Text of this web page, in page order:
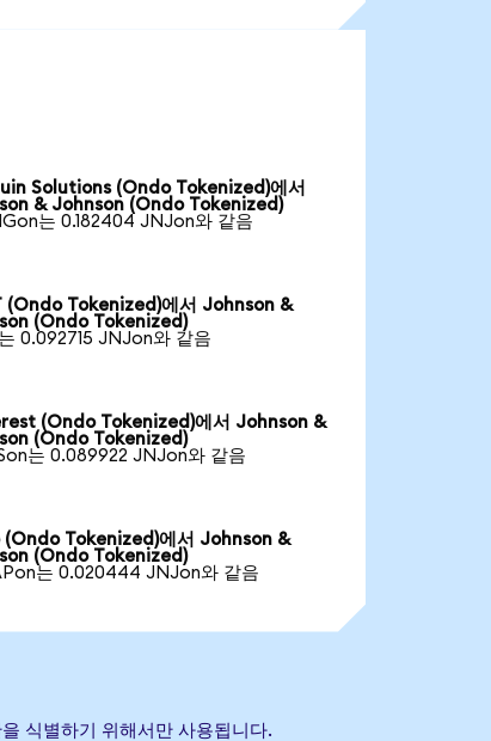
Solutions (Ondo Tokenized)에서
& Johnson (Ondo Tokenized)
는 0.182404 JNJon와 같음
(Ondo Tokenized)에서 Johnson &
(Ondo Tokenized)
0.092715 JNJon와 같음
(Ondo Tokenized)에서 Johnson &
(Ondo Tokenized)
는 0.089922 JNJon와 같음
(Ondo Tokenized)에서 Johnson &
(Ondo Tokenized)
는 0.020444 JNJon와 같음
식별하기 위해서만 사용됩니다.